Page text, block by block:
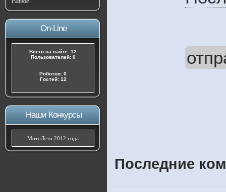
On-Line
Всего на сайте: 12
Пользователей: 0
Роботов: 0
Гостей: 12
Наши Конкурсы
МотоЛето 2012 года
Последние